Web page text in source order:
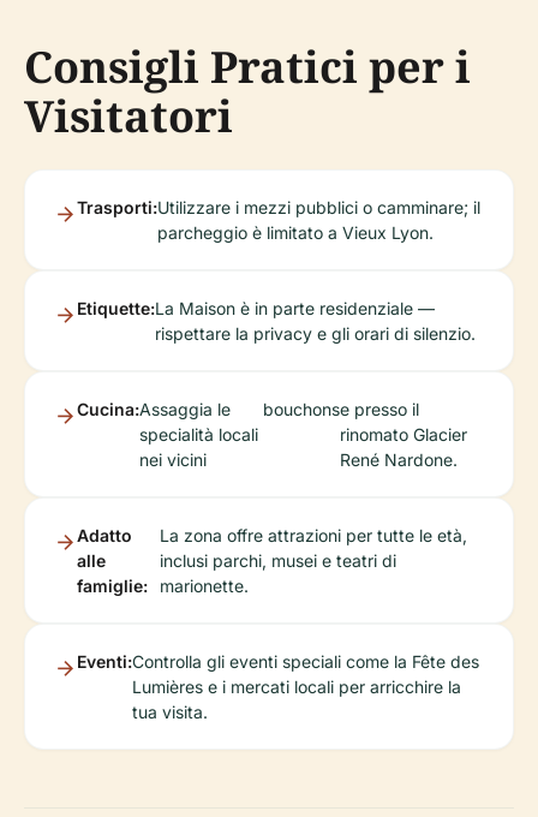
Consigli Pratici per i
Visitatori
Trasporti:Utilizzare i mezzi pubblici o camminare; il
parcheggio è limitato a Vieux Lyon.
Etiquette:La Maison è in parte residenziale —
rispettare la privacy e gli orari di silenzio.
Cucina:Assaggia le
specialità locali
nei vicini
bouchonse presso il
rinomato Glacier
René Nardone.
Adatto
alle
famiglie:
La zona offre attrazioni per tutte le età,
inclusi parchi, musei e teatri di
marionette.
Eventi:Controlla gli eventi speciali come la Fête des
Lumières e i mercati locali per arricchire la
tua visita.